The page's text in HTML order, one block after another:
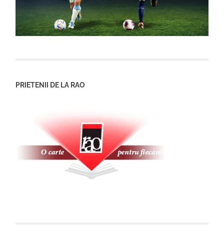
PRIETENII DE LA RAO